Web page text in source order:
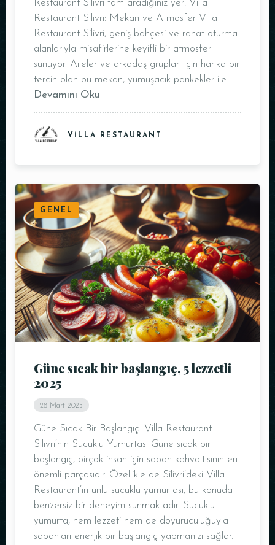
Restaurant Silivri tam aradığınız yer! Villa
Restaurant Silivri: Mekan ve Atmosfer Villa
Restaurant Silivri, geniş bahçesi ve rahat oturma
alanlarıyla misafirlerine keyifli bir atmosfer
sunuyor. Aileler ve arkadaş grupları için harika bir
tercih olan bu mekan, yumuşacık pankekler ile
Devamını Oku
VILLA RESTAURANT
GENEL
Güne sıcak bir başlangıç, 5 lezzetli
2025
28 Mart 2025
Güne Sıcak Bir Başlangıç: Villa Restaurant
Silivri’nin Sucuklu Yumurtası Güne sıcak bir
başlangıç, birçok insan için sabah kahvaltısının en
önemli parçasıdır. Özellikle de Silivri’deki Villa
Restaurant’ın ünlü sucuklu yumurtası, bu konuda
benzersiz bir deneyim sunmaktadır. Sucuklu
yumurta, hem lezzeti hem de doyuruculuğuyla
sabahları enerjik bir başlangıç yapmanızı sağlar.
Masa Rezervasyonu
Kişi Sayısı
Saat